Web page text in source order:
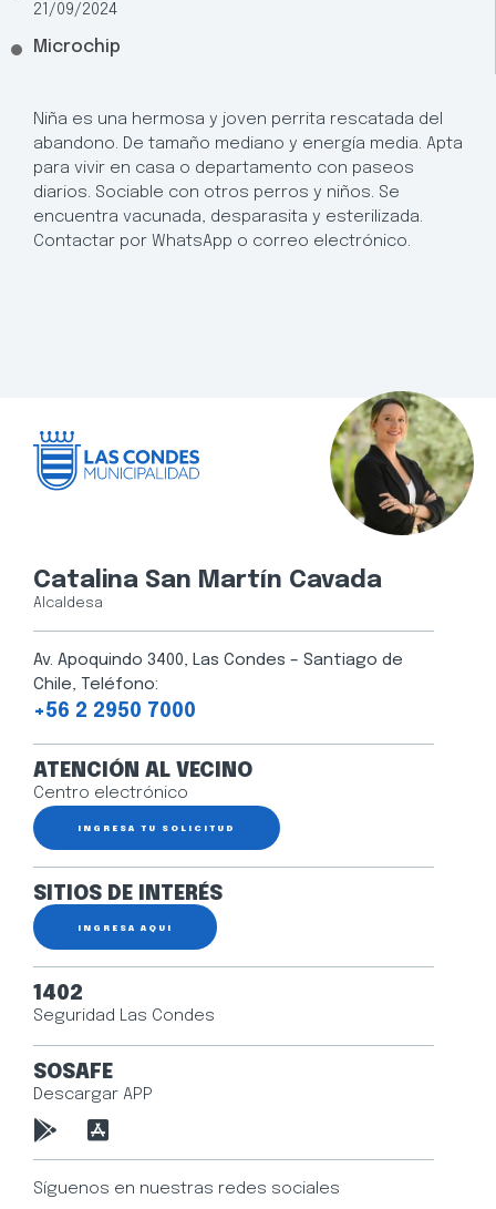
21/09/2024
Microchip
Niña es una hermosa y joven perrita rescatada del
abandono. De tamaño mediano y energía media. Apta
para vivir en casa o departamento con paseos
diarios. Sociable con otros perros y niños. Se
encuentra vacunada, desparasita y esterilizada.
Contactar por WhatsApp o correo electrónico.
Catalina San Martín Cavada
Alcaldesa
Av. Apoquindo 3400, Las Condes – Santiago de
Chile, Teléfono:
+56 2 2950 7000
ATENCIÓN AL VECINO
Centro electrónico
INGRESA TU SOLICITUD
SITIOS DE INTERÉS
INGRESA AQUÍ
1402
Seguridad Las Condes
SOSAFE
Descargar APP
Síguenos en nuestras redes sociales